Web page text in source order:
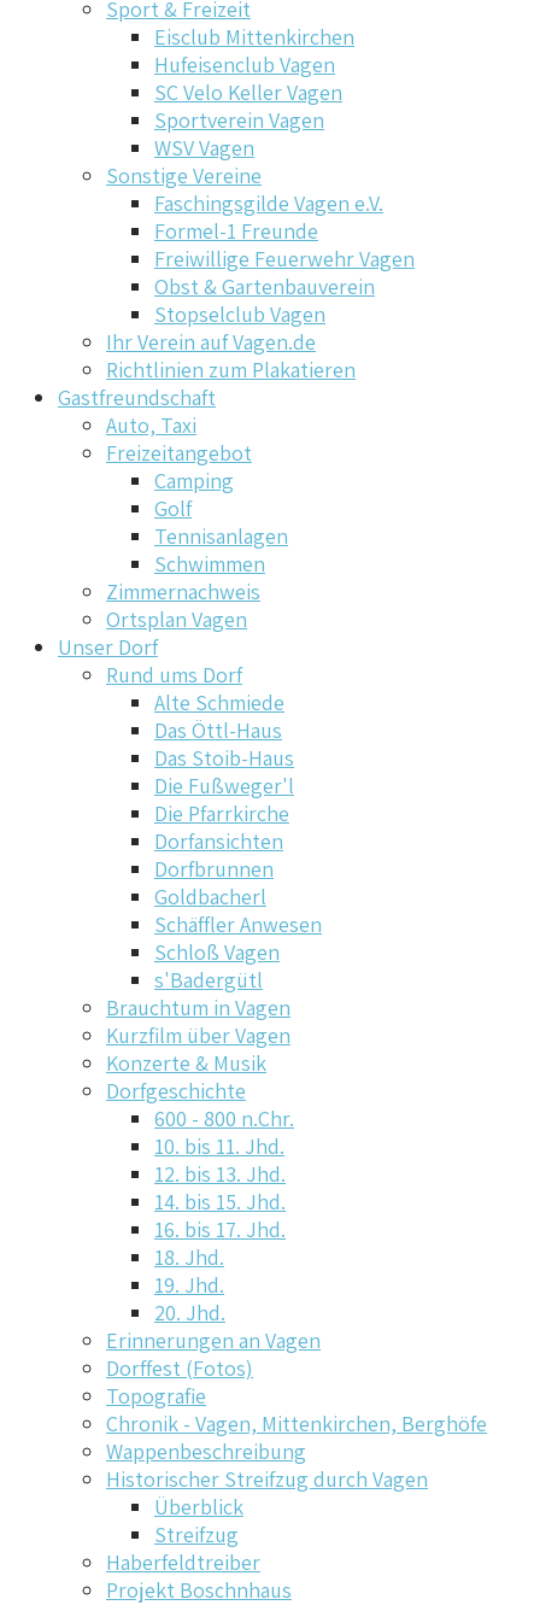
Sport & Freizeit
Eisclub Mittenkirchen
Hufeisenclub Vagen
SC Velo Keller Vagen
Sportverein Vagen
WSV Vagen
Sonstige Vereine
Faschingsgilde Vagen e.V.
Formel-1 Freunde
Freiwillige Feuerwehr Vagen
Obst & Gartenbauverein
Stopselclub Vagen
Ihr Verein auf Vagen.de
Richtlinien zum Plakatieren
Gastfreundschaft
Auto, Taxi
Freizeitangebot
Camping
Golf
Tennisanlagen
Schwimmen
Zimmernachweis
Ortsplan Vagen
Unser Dorf
Rund ums Dorf
Alte Schmiede
Das Öttl-Haus
Das Stoib-Haus
Die Fußweger'l
Die Pfarrkirche
Dorfansichten
Dorfbrunnen
Goldbacherl
Schäffler Anwesen
Schloß Vagen
s'Badergütl
Brauchtum in Vagen
Kurzfilm über Vagen
Konzerte & Musik
Dorfgeschichte
600 - 800 n.Chr.
10. bis 11. Jhd.
12. bis 13. Jhd.
14. bis 15. Jhd.
16. bis 17. Jhd.
18. Jhd.
19. Jhd.
20. Jhd.
Erinnerungen an Vagen
Dorffest (Fotos)
Topografie
Chronik - Vagen, Mittenkirchen, Berghöfe
Wappenbeschreibung
Historischer Streifzug durch Vagen
Überblick
Streifzug
Haberfeldtreiber
Projekt Boschnhaus